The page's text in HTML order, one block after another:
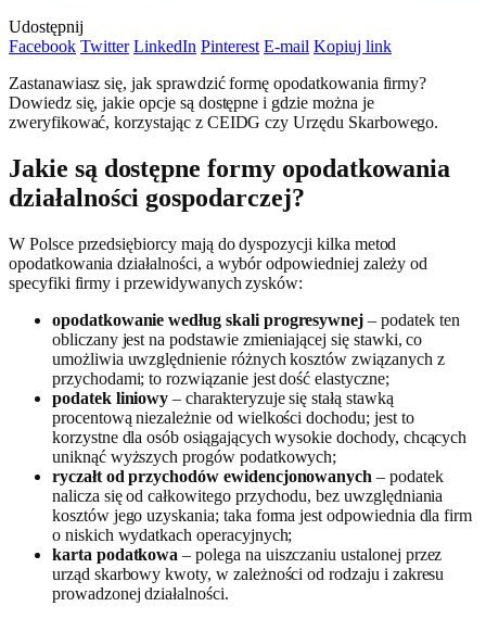
Udostępnij
Facebook Twitter LinkedIn Pinterest E-mail Kopiuj link
Zastanawiasz się, jak sprawdzić formę opodatkowania firmy?
Dowiedz się, jakie opcje są dostępne i gdzie można je
zweryfikować, korzystając z CEIDG czy Urzędu Skarbowego.
Jakie są dostępne formy opodatkowania
działalności gospodarczej?
W Polsce przedsiębiorcy mają do dyspozycji kilka metod
opodatkowania działalności, a wybór odpowiedniej zależy od
specyfiki firmy i przewidywanych zysków:
opodatkowanie według skali progresywnej – podatek ten
obliczany jest na podstawie zmieniającej się stawki, co
umożliwia uwzględnienie różnych kosztów związanych z
przychodami; to rozwiązanie jest dość elastyczne;
podatek liniowy – charakteryzuje się stałą stawką
procentową niezależnie od wielkości dochodu; jest to
korzystne dla osób osiągających wysokie dochody, chcących
uniknąć wyższych progów podatkowych;
ryczałt od przychodów ewidencjonowanych – podatek
nalicza się od całkowitego przychodu, bez uwzględniania
kosztów jego uzyskania; taka forma jest odpowiednia dla firm
o niskich wydatkach operacyjnych;
karta podatkowa – polega na uiszczaniu ustalonej przez
urząd skarbowy kwoty, w zależności od rodzaju i zakresu
prowadzonej działalności.